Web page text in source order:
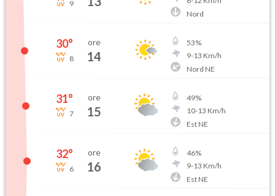
9
Nord
30°
8
ore
14
53%
9-13 Km/h
Nord NE
31°
7
ore
15
49%
10-13 Km/h
Est NE
32°
6
ore
16
46%
9-13 Km/h
Est NE